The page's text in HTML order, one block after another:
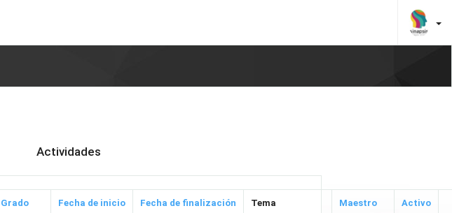
Actividades
Grado Fecha de inicio Fecha de finalización Tema Maestro Activo